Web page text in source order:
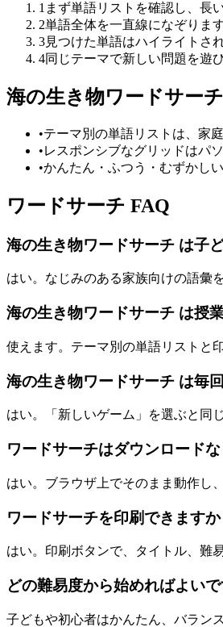
1 まず単語リストを確認し、長
2単語全体を一直線になぞりま
3見つけた単語はハイライトさ
4同じテーマで新しい問題を遊
海の生き物ワードサー
•テーマ別の単語リストは、家
•レスポンシブなグリッドはパ
•かんたん・ふつう・むずかし
ワードサーチ FAQ
海の生き物ワードサーチ は子
はい。なじみのある家族向けの語彙
海の生き物ワードサーチ は授
使えます。テーマ別の単語リストと
海の生き物ワードサーチ は毎
はい。「新しいゲーム」を選ぶと同
ワードサーチはダウンロード
はい。ブラウザ上でそのまま動作し
ワードサーチを印刷できますか
はい。印刷ボタンで、タイトル、難
どの難易度から始めればよいで
子どもや初心者はかんたん、バラン